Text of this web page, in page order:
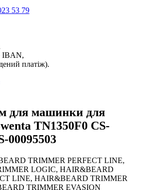
53 79
IBAN,
платіж).
для машинки для
TN1350F0 CS-
00095503
TRIMMER PERFECT LINE,
LOGIC, HAIR&BEARD
LINE, HAIR&BEARD TRIMMER
TRIMMER EVASION